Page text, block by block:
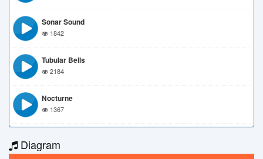
Sonar Sound
1842
Tubular Bells
2184
Nocturne
1367
Diagram